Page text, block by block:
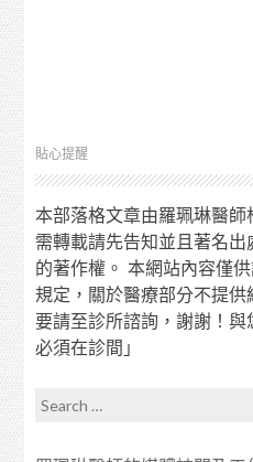
貼心提醒
本部落格文章由羅珮琳醫師
需轉載請先告知並且著名
的著作權。 本網站內容僅
規定，關於醫療部分不提
要請至診所諮詢，謝謝！
必須在診間」
Search for: